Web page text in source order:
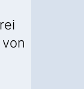
von